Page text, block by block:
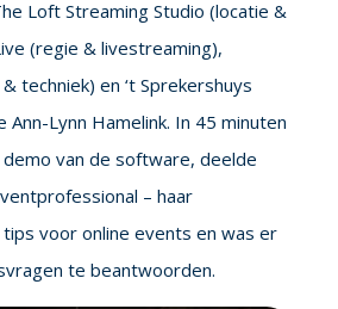
Loft Streaming Studio (locatie &
(regie & livestreaming),
techniek) en ‘t Sprekershuys
Lynn Hamelink. In 45 minuten
van de software, deelde
– haar
voor online events en was er
te beantwoorden.